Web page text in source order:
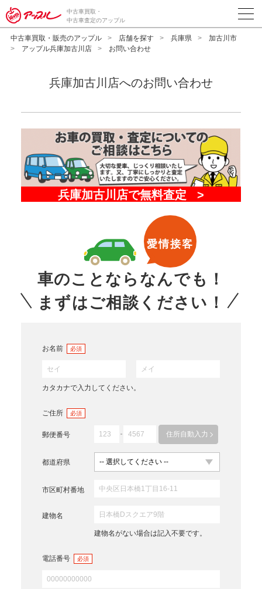
中古車買取・
中古車査定のアップル
中古車買取・販売のアップル 店舗を探す 兵庫県
加古川市
アップル兵庫加古川店
お問い合わせ
兵庫加古川店へのお問い合わせ
車のことならなんでも！
まずはご相談ください！
愛情接客
お名前 必須
カタカナで入力してください。
ご住所 必須
郵便番号 住所自動入力
都道府県
市区町村番地
建物名
建物名がない場合は記入不要です。
電話番号 必須